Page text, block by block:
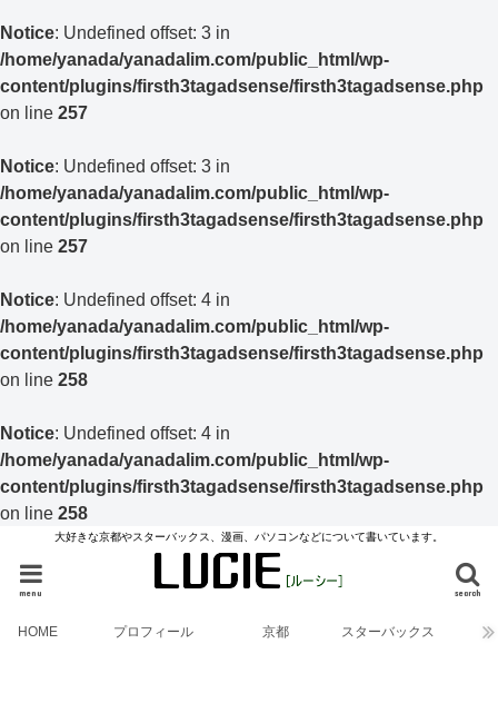
Notice: Undefined offset: 3 in
/home/yanada/yanadalim.com/public_html/wp-
content/plugins/firsth3tagadsense/firsth3tagadsense.php
on line 257
Notice: Undefined offset: 3 in
/home/yanada/yanadalim.com/public_html/wp-
content/plugins/firsth3tagadsense/firsth3tagadsense.php
on line 257
Notice: Undefined offset: 4 in
/home/yanada/yanadalim.com/public_html/wp-
content/plugins/firsth3tagadsense/firsth3tagadsense.php
on line 258
Notice: Undefined offset: 4 in
/home/yanada/yanadalim.com/public_html/wp-
content/plugins/firsth3tagadsense/firsth3tagadsense.php
on line 258
大好きな京都やスターバックス、漫画、パソコンなどについて書いています。
search
menu
HOME プロフィール 京都 スターバックス